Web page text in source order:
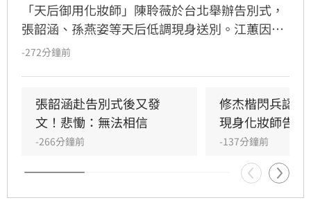
「天后御用化妝師」陳聆薇於台北舉辦告別式，
張韶涵、孫燕姿等天后低調現身送別。江蕙因人
在國外無法出席，委託經紀人代為致意。江蕙經
抗癌仍敬業工作，令曾有抗癌經驗的江蕙十分心
疼，如今遺憾好友離世。陳聆薇曾與眾多華語樂
壇巨星合作，打造無數經典造型，在演藝圈地位
崇高且人緣極佳，此次告別式眾星雲集，展現其
在幕後無可取代的重要性，演藝圈好友皆對這位
專業且溫暖的幕後推手表達最深切的懷念與不
-272分鐘前
張韶涵赴告別式後又發
文！悲慟：無法相信
-266分鐘前
修杰楷閃兵認
現身化妝師告別
-137分鐘前